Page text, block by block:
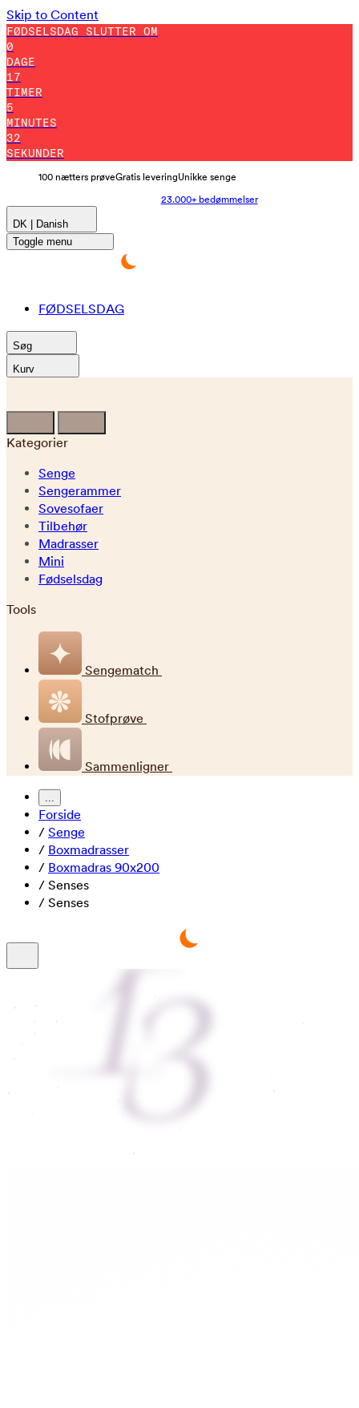
Skip to Content
FØDSELSDAG SLUTTER OM
0
DAGE
17
TIMER
5
MINUTES
22
SEKUNDER
100 nætters prøveGratis leveringUnikke senge
23.000+ bedømmelser
DK | Danish
Toggle menu
FØDSELSDAG
Søg
Kurv
Kategorier
Senge
Sengerammer
Sovesofaer
Tilbehør
Madrasser
Mini
Fødselsdag
Tools
Sengematch
Stofprøve
Sammenligner
...
Forside
/ Senge
/ Boxmadrasser
/ Boxmadras 90x200
/ Senses
/ Senses